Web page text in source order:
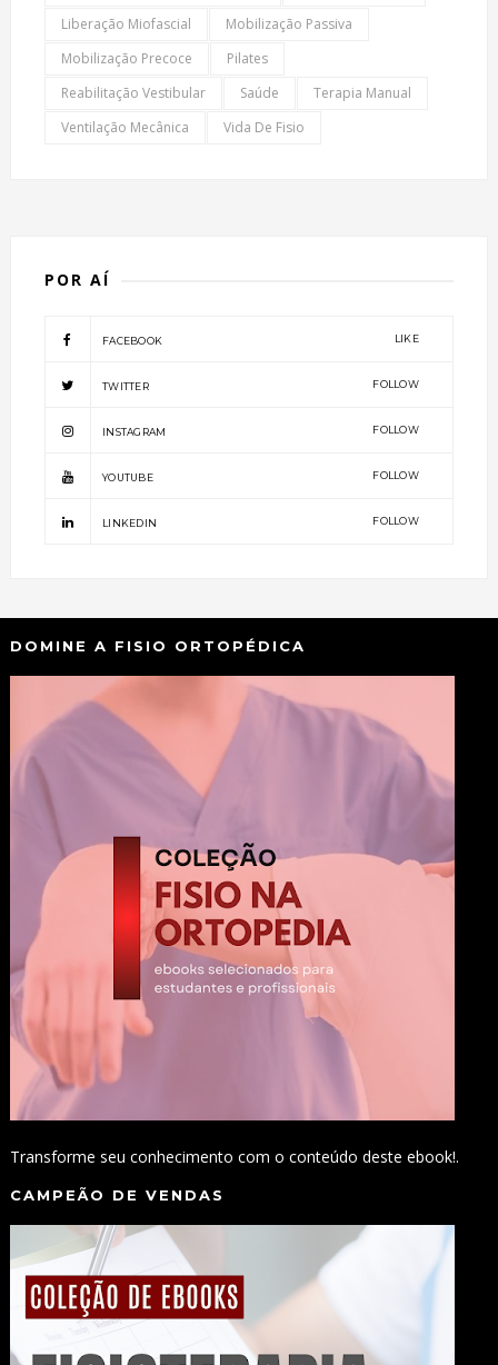
Liberação Miofascial
Mobilização Passiva
Mobilização Precoce
Pilates
Reabilitação Vestibular
Saúde
Terapia Manual
Ventilação Mecânica
Vida De Fisio
POR AÍ
FACEBOOK LIKE
TWITTER FOLLOW
INSTAGRAM FOLLOW
YOUTUBE FOLLOW
LINKEDIN FOLLOW
DOMINE A FISIO ORTOPÉDICA
Transforme seu conhecimento com o conteúdo deste ebook!.
CAMPEÃO DE VENDAS